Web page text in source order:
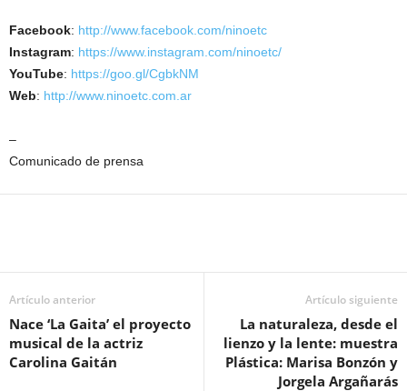
Facebook: http://www.facebook.com/ninoetc
Instagram: https://www.instagram.com/ninoetc/
YouTube: https://goo.gl/CgbkNM
Web: http://www.ninoetc.com.ar
–
Comunicado de prensa
Artículo anterior
Nace ‘La Gaita’ el proyecto
musical de la actriz
Carolina Gaitán
Artículo siguiente
La naturaleza, desde el
lienzo y la lente: muestra
Plástica: Marisa Bonzón y
Jorgela Argañarás